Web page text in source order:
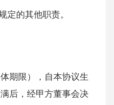
定的其他职责。
期限），自本协议生
后，经甲方董事会决